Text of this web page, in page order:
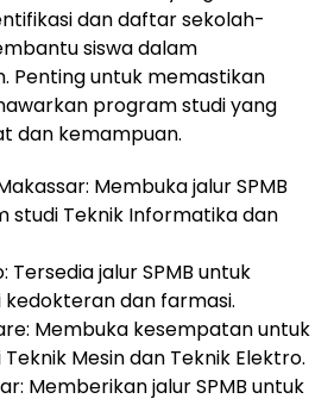
dan daftar sekolah-
siswa dalam
Penting untuk memastikan
program studi yang
dan kemampuan.
Membuka jalur SPMB
studi Teknik Informatika dan
Tersedia jalur SPMB untuk
dan farmasi.
Membuka kesempatan untuk
Mesin dan Teknik Elektro.
Memberikan jalur SPMB untuk